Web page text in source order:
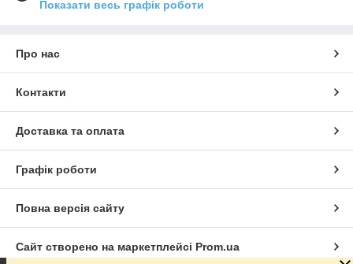
Показати весь графік роботи
Про нас
Контакти
Доставка та оплата
Графік роботи
Повна версія сайту
Сайт створено на маркетплейсі Prom.ua